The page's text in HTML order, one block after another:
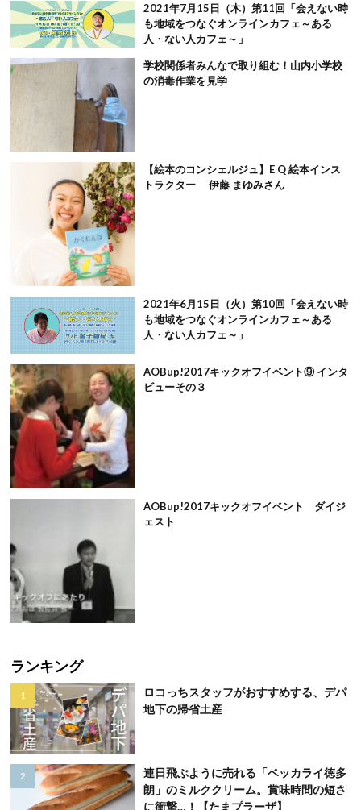
2021年7月15日（木）第11回「会えない時
も地域をつなぐオンラインカフェ～ある
人・ない人カフェ～」
学校関係者みんなで取り組む！山内小学校
の消毒作業を見学
【絵本のコンシェルジュ】E Q 絵本インス
トラクター 伊藤 まゆみさん
2021年6月15日（火）第10回「会えない時
も地域をつなぐオンラインカフェ～ある
人・ない人カフェ～」
AOBup!2017キックオフイベント⑨ インタ
ビューその３
AOBup!2017キックオフイベント ダイジ
ェスト
ランキング
ロコっちスタッフがおすすめする、デパ
地下の帰省土産
連日飛ぶように売れる「ベッカライ徳多
朗」のミルククリーム。賞味時間の短さ
に衝撃…！【たまプラーザ】